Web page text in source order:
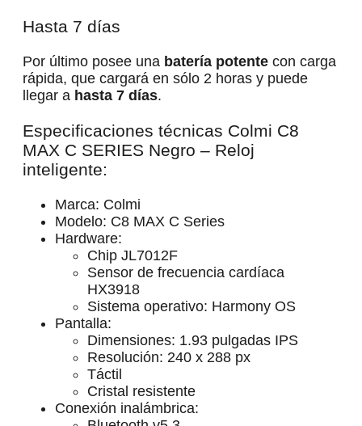
Hasta 7 días
Por último posee una batería potente con carga
rápida, que cargará en sólo 2 horas y puede
llegar a hasta 7 días.
Especificaciones técnicas Colmi C8
MAX C SERIES Negro – Reloj
inteligente:
Marca: Colmi
Modelo: C8 MAX C Series
Hardware:
Chip JL7012F
Sensor de frecuencia cardíaca
HX3918
Sistema operativo: Harmony OS
Pantalla:
Dimensiones: 1.93 pulgadas IPS
Resolución: 240 x 288 px
Táctil
Cristal resistente
Conexión inalámbrica: